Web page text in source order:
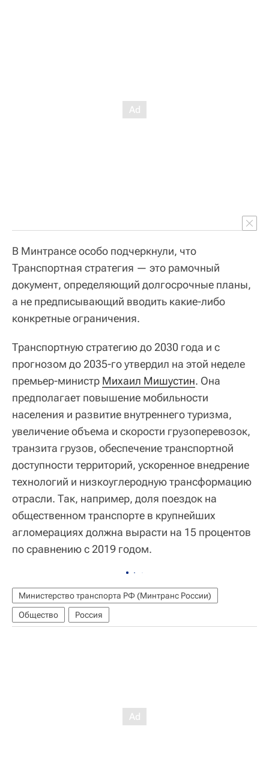
В Минтрансе особо подчеркнули, что
Транспортная стратегия — это рамочный
документ, определяющий долгосрочные планы,
а не предписывающий вводить какие-либо
конкретные ограничения.
Транспортную стратегию до 2030 года и с
прогнозом до 2035-го утвердил на этой неделе
премьер-министр Михаил Мишустин. Она
предполагает повышение мобильности
населения и развитие внутреннего туризма,
увеличение объема и скорости грузоперевозок,
транзита грузов, обеспечение транспортной
доступности территорий, ускоренное внедрение
технологий и низкоуглеродную трансформацию
отрасли. Так, например, доля поездок на
общественном транспорте в крупнейших
агломерациях должна вырасти на 15 процентов
по сравнению с 2019 годом.
Министерство транспорта РФ (Минтранс России)
Общество
Россия